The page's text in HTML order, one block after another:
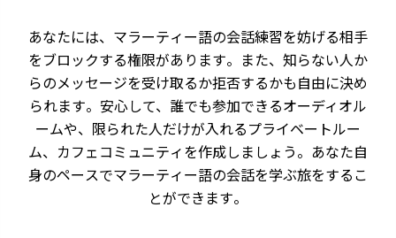
あなたには、マラーティー語の会話練習を妨げる相手
をブロックする権限があります。また、知らない人か
らのメッセージを受け取るか拒否するかも自由に決め
られます。安心して、誰でも参加できるオーディオル
ームや、限られた人だけが入れるプライベートルー
ム、カフェコミュニティを作成しましょう。あなた自
身のペースでマラーティー語の会話を学ぶ旅をするこ
とができます。